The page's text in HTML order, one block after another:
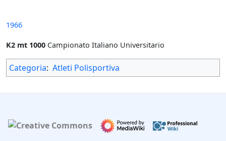
1966
K2 mt 1000 Campionato Italiano Universitario
Categoria: Atleti Polisportiva